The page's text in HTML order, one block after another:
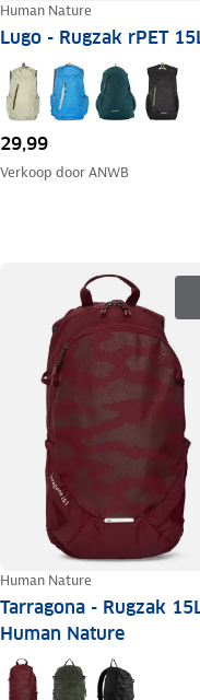
Human Nature
Lugo - Rugzak rPET
29,99
Verkoop doorANWB
Human Nature
Tarragona - Rugzak
Human Nature